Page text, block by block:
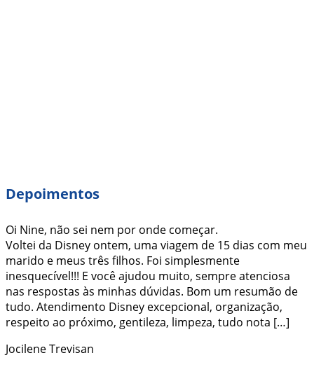
Depoimentos
Oi Nine, não sei nem por onde começar.
Voltei da Disney ontem, uma viagem de 15 dias com meu
marido e meus três filhos. Foi simplesmente
inesquecível!!! E você ajudou muito, sempre atenciosa
nas respostas às minhas dúvidas. Bom um resumão de
tudo. Atendimento Disney excepcional, organização,
respeito ao próximo, gentileza, limpeza, tudo nota […]
Jocilene Trevisan